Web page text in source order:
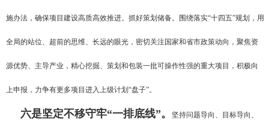
施办法，确保项目建设高质高效推进。抓好策划储备。围绕落实“十四五”规划，用
全局的站位、超前的思维、长远的眼光，密切关注国家和省市政策动向，聚焦资
源优势、主导产业，精心挖掘、策划和包装一批可操作性强的重大项目，积极向
上申报，力争有更多项目进入上级计划“盘子”。
六是坚定不移守牢“一排底线”。 坚持问题导向、目标导向、